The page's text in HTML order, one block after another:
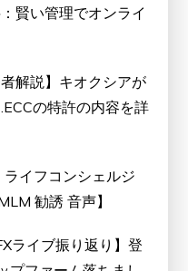
賢い管理でオンライ
解説】キオクシアが
の特許の内容を詳
ライフコンシェルジ
勧誘 音声】
ライブ振り返り】登